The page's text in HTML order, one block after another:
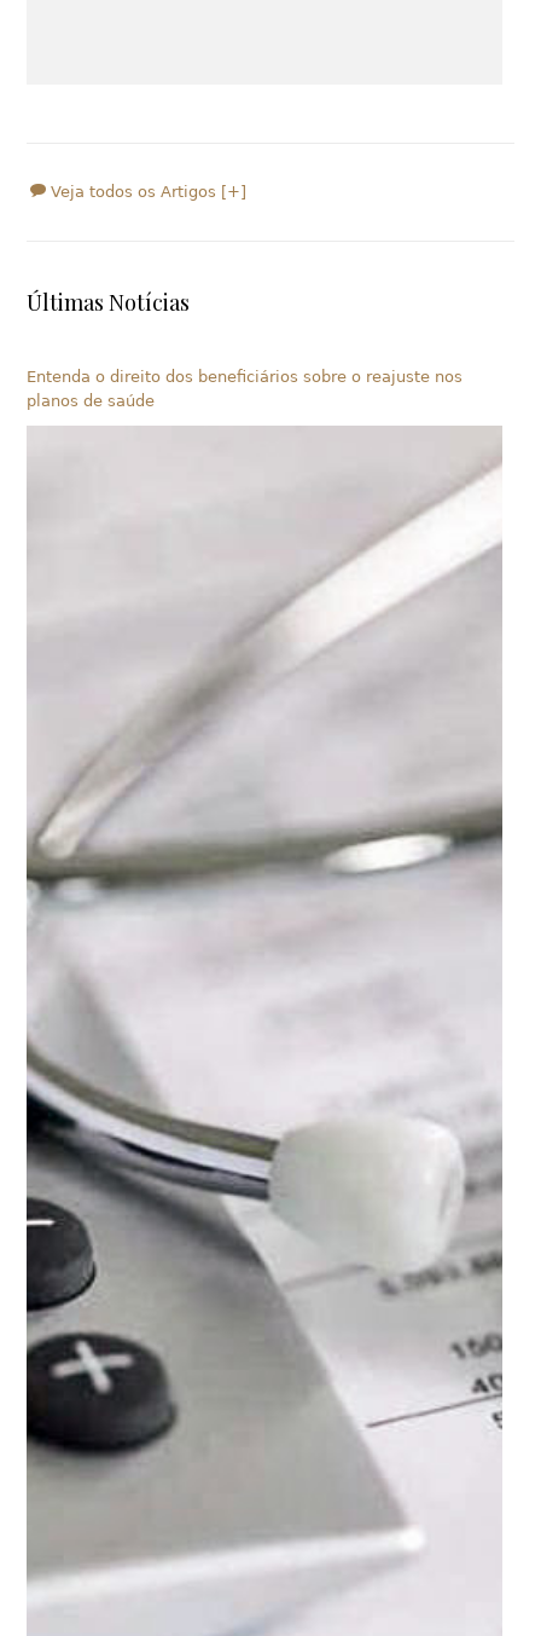
Veja todos os Artigos [+]
Últimas Notícias
Entenda o direito dos beneficiários sobre o reajuste nos
planos de saúde